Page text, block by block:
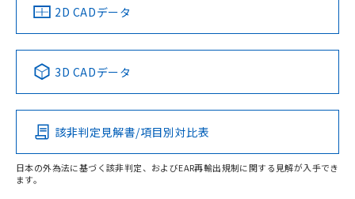
中国 RoHS 注意事項・凡例
Pb Hg Cd Cr(VI)
O
2D CADデータ
3D CADデータ
該非判定見解書/項目別対比表
日本の外為法に基づく該非判定、およびEAR再輸出規制に関する見解が入手でき
ます。